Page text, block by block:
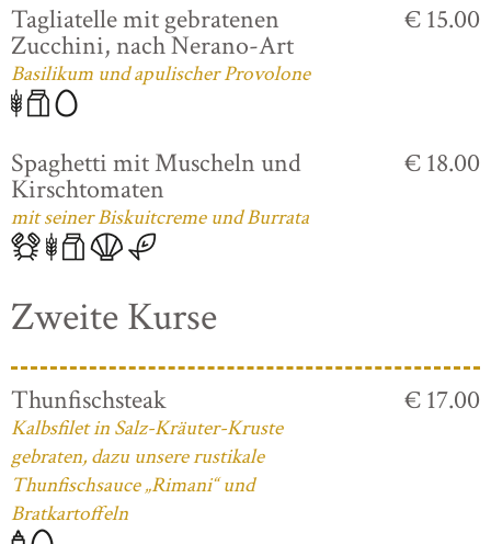
Tagliatelle mit gebratenen
Zucchini, nach Nerano-Art
Basilikum und apulischer Provolone
€ 15.00
Spaghetti mit Muscheln und
Kirschtomaten
mit seiner Biskuitcreme und Burrata
€ 18.00
Zweite Kurse
Thunfischsteak
Kalbsfilet in Salz-Kräuter-Kruste
gebraten, dazu unsere rustikale
Thunfischsauce „Rimani“ und
Bratkartoffeln
€ 17.00